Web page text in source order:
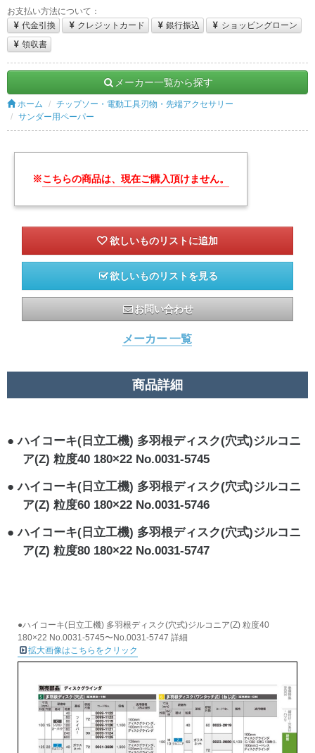
お支払い方法について：
代金引換
クレジットカード 銀行振込
ショッピングローン
領収書
メーカー一覧から探す
ホーム
チップソー・電動工具刃物・先端アクセサリー
サンダー用ペーパー
※こちらの商品は、現在ご購入頂けません。
欲しいものリストを見る
お問い合わせ
メーカー 一覧
商品詳細
ハイコーキ(日立工機) 多羽根ディスク(穴式)ジルコニ
ア(Z) 粒度40 180×22 No.0031-5745
ハイコーキ(日立工機) 多羽根ディスク(穴式)ジルコニ
ア(Z) 粒度60 180×22 No.0031-5746
ハイコーキ(日立工機) 多羽根ディスク(穴式)ジルコニ
ア(Z) 粒度80 180×22 No.0031-5747
●ハイコーキ(日立工機) 多羽根ディスク(穴式)ジルコニア(Z) 粒度40
180×22 No.0031-5745〜No.0031-5747 詳細
拡大画像はこちらをクリック